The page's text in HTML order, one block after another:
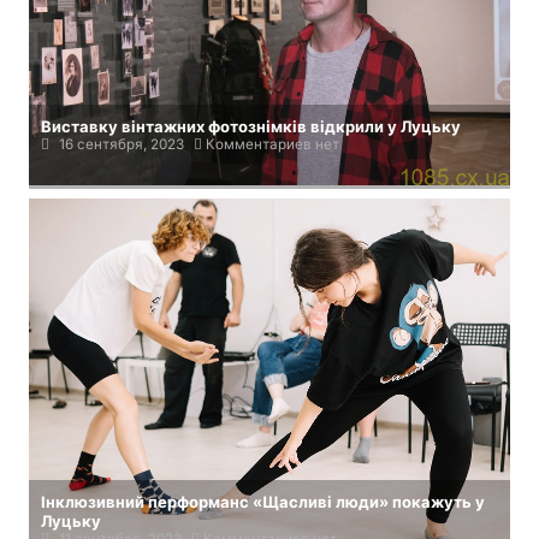
Виставку вінтажних фотознімків відкрили у Луцьку
16 сентября, 2023 Комментариев нет
Інклюзивний перформанс «Щасливі люди» покажуть у
Луцьку